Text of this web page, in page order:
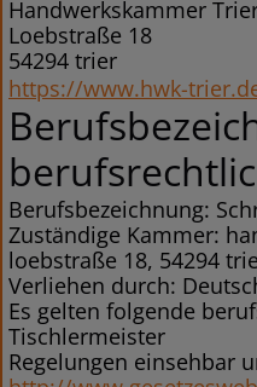
Handwerkskammer
Loebstraße 18
54294 trier
https://www.hwk-
Berufsbezeichnung:
Zuständige Kammer:
loebstraße 18, 54294
Verliehen durch:
Es gelten folgende
Tischlermeister
Regelungen einsehbar